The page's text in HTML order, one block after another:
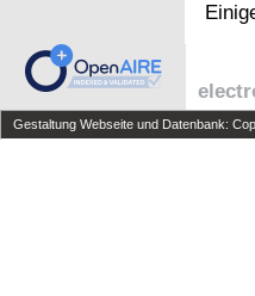
Gestaltung Webseite und Datenbank: